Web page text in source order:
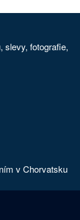
slevy, fotografie,
v Chorvatsku